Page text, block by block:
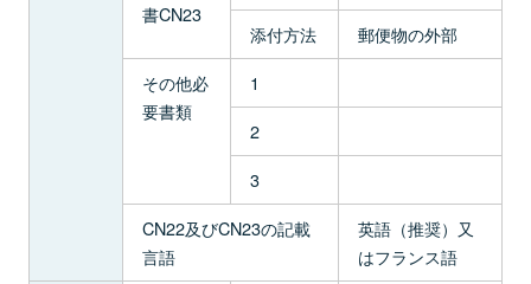
書CN23
添付方法
郵便物の外部
その他必
要書類
1
2
3
CN22及びCN23の記載
言語
英語（推奨）又
はフランス語